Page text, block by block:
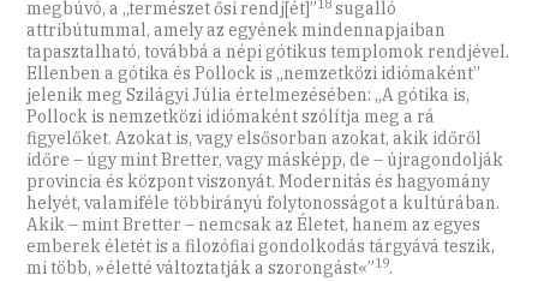
megbúvó, a „természet ősi rendj[ét]”
sugalló
attribútummal, amely az egyének mindennapjaiban
tapasztalható, továbbá a népi gótikus templomok rendjével.
Ellenben a gótika és Pollock is „nemzetközi idiómaként”
jelenik meg Szilágyi Júlia értelmezésében: „A gótika is,
Pollock is nemzetközi idiómaként szólítja meg a rá
figyelőket. Azokat is, vagy elsősorban azokat, akik időről
időre – úgy mint Bretter, vagy másképp, de – újragondolják
provincia és központ viszonyát. Modernitás és hagyomány
helyét, valamiféle többirányú folytonosságot a kultúrában.
Akik – mint Bretter – nemcsak az Életet, hanem az egyes
emberek életét is a filozófiai gondolkodás tárgyává teszik,
mi több, »életté változtatják a szorongást«”19.